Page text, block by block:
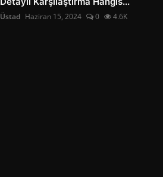
Üstad Haziran 15, 2024 0 4.6K